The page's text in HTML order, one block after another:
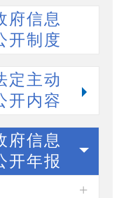
府信息
开制度
定主动
开内容
府信息
开年报